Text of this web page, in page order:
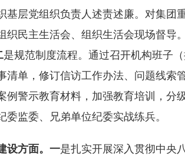
基层党组织负责人述责述廉。对集团
织民主生活会、组织生活会现场督导
是规范制度流程。通过召开机构班子
清单，修订信访工作办法、问题线索
例警示教育材料，加强教育培训，分
委监委、兄弟单位纪委实战练兵。
设方面。 一是扎实开展深入贯彻中央